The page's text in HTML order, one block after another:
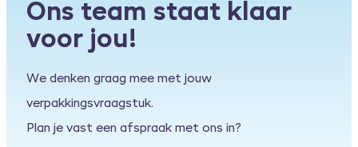
Ons team staat klaar
voor jou!
We denken graag mee met jouw
verpakkingsvraagstuk.
Plan je vast een afspraak met ons in?